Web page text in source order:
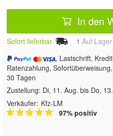
In den
Sofort lieferbar 1 Auf Lager
, Lastschrift,
Ratenzahlung,
30 Tagen
Zustellung: Di, 11. Aug. bis Do,
Verkäufer: Kfz-LM
97% positiv